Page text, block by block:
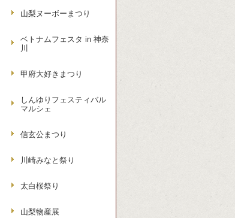
山梨ヌーボーまつり
ベトナムフェスタ in 神奈
川
甲府大好きまつり
しんゆりフェスティバル
マルシェ
信玄公まつり
川崎みなと祭り
太白桜祭り
山梨物産展